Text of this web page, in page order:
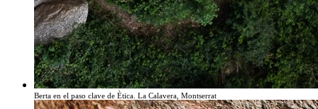
Berta en el paso clave de Ètica. La Calavera, Montserrat